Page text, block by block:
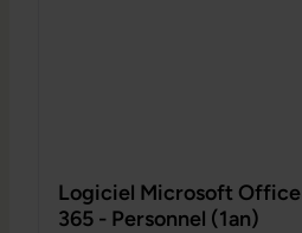
Logiciel Microsoft Office
365 - Personnel (1an)